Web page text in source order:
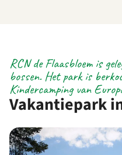
Vakantiepark
RCN de Flaasbloem is
bossen. Het park is
Kindercamping van